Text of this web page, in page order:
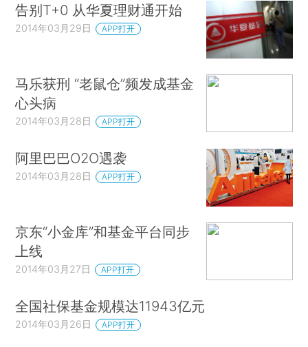
告别T+0 从华夏理财通开始
2014年03月29日 APP打开
马乐获刑 “老鼠仓”频发成基金
心头病
2014年03月28日 APP打开
阿里巴巴O2O遇袭
2014年03月28日 APP打开
京东“小金库”和基金平台同步
上线
2014年03月27日 APP打开
全国社保基金规模达11943亿元
2014年03月26日 APP打开